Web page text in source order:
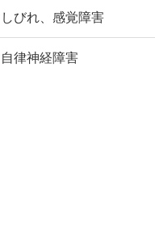
しびれ、感覚障害
自律神経障害